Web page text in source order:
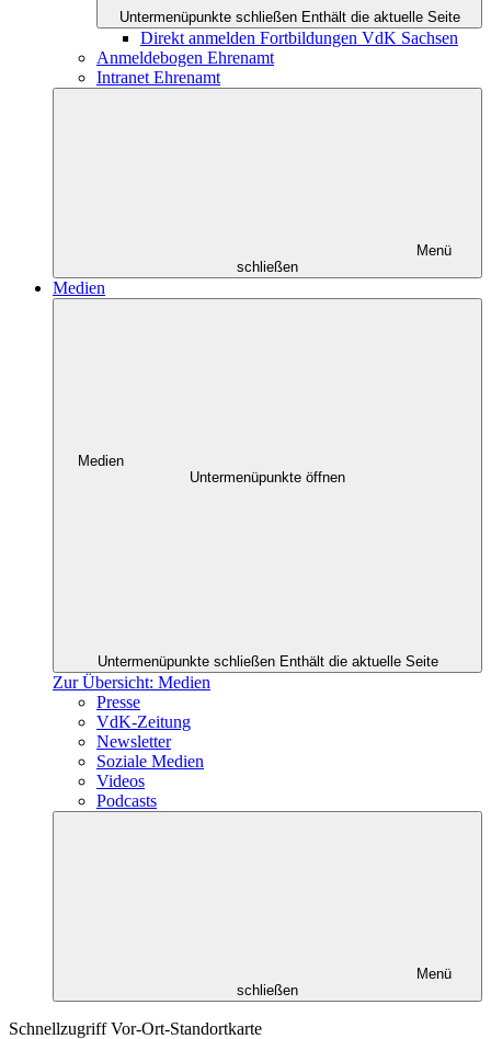
Untermenüpunkte schließen Enthält die aktuelle Seite
Direkt anmelden Fortbildungen VdK Sachsen
Anmeldebogen Ehrenamt
Intranet Ehrenamt
Menü
schließen
Medien
Medien
Untermenüpunkte öffnen
Untermenüpunkte schließen Enthält die aktuelle Seite
Zur Übersicht: Medien
Presse
VdK-Zeitung
Newsletter
Soziale Medien
Videos
Podcasts
Menü
schließen
Schnellzugriff Vor-Ort-Standortkarte